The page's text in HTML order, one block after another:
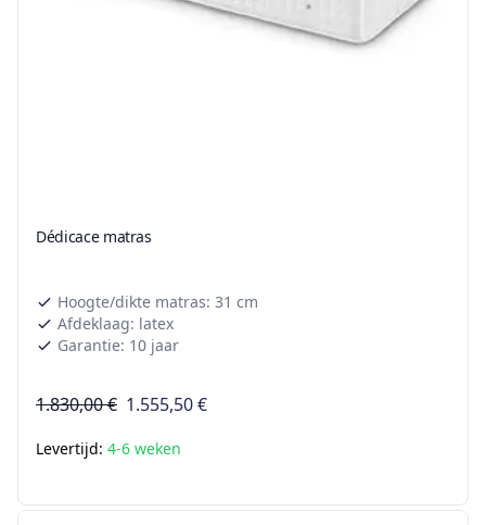
Dédicace matras
Hoogte/dikte matras: 31 cm
Afdeklaag: latex
Garantie: 10 jaar
1.830,00 € 1.555,50 €
Levertijd: 4-6 weken